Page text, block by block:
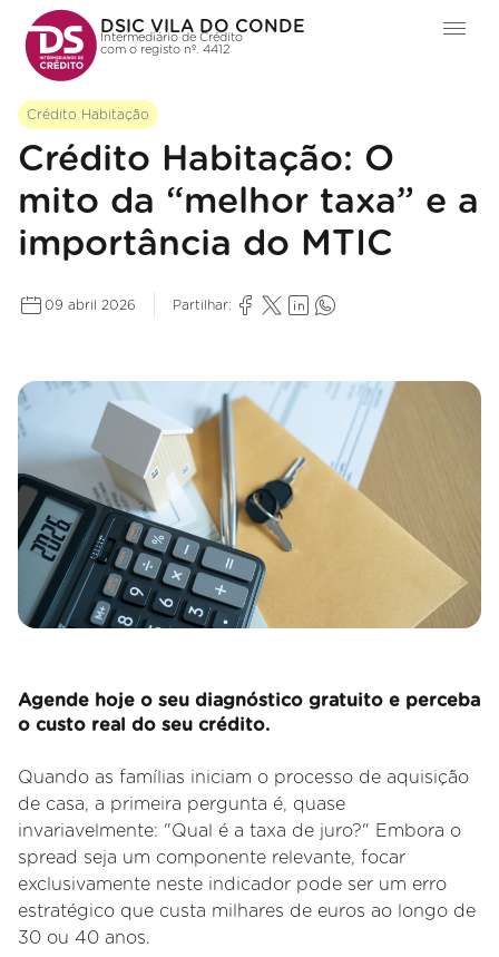
DSIC VILA DO CONDE
Intermediário de Crédito
com o registo nº. 4412
Crédito Habitação
Crédito Habitação: O
mito da “melhor taxa” e a
importância do MTIC
09 abril 2026 Partilhar:
Agende hoje o seu diagnóstico gratuito e perceba
o custo real do seu crédito.
Quando as famílias iniciam o processo de aquisição
de casa, a primeira pergunta é, quase
invariavelmente: "Qual é a taxa de juro?" Embora o
spread seja um componente relevante, focar
exclusivamente neste indicador pode ser um erro
estratégico que custa milhares de euros ao longo de
30 ou 40 anos.